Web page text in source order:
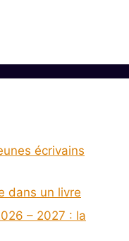
écrivains
dans un livre
– 2027 : la